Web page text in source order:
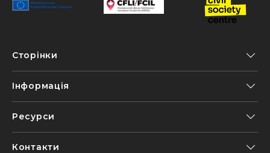
Сторінки
Інформація
Ресурси
Контакти